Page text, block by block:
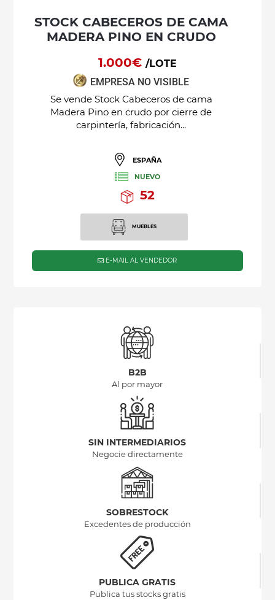
STOCK CABECEROS DE CAMA
MADERA PINO EN CRUDO
1.000€ /LOTE
EMPRESA NO VISIBLE
Se vende Stock Cabeceros de cama
Madera Pino en crudo por cierre de
carpintería, fabricación...
ESPAÑA
NUEVO
52
MUEBLES
E-MAIL AL VENDEDOR
B2B
Al por mayor
SIN INTERMEDIARIOS
Negocie directamente
SOBRESTOCK
Excedentes de producción
PUBLICA GRATIS
Publica tus stocks gratis